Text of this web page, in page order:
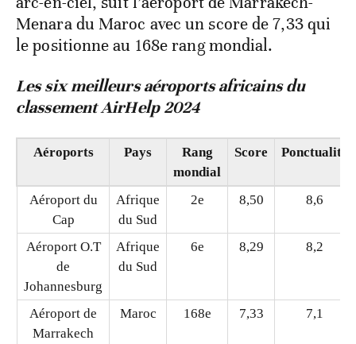
Menara du Maroc avec un score de 7,33 qui
le positionne au 168e rang mondial.
Les six meilleurs aéroports africains du
classement AirHelp 2024
Aéroports Pays
Rang
mondial
Score Ponctualité
Aéroport du
Cap
Afrique
du Sud
2e 8,50 8,6
Aéroport O.T
de
Johannesburg
Afrique
du Sud
6e 8,29 8,2
Aéroport de
Marrakech
Maroc 168e 7,33 7,1